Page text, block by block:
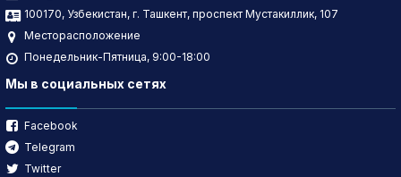
100170, Узбекистан, г. Ташкент, проспект Мустакиллик, 107
Месторасположение
Понедельник-Пятница, 9:00-18:00
Мы в социальных сетях
Facebook
Telegram
Twitter